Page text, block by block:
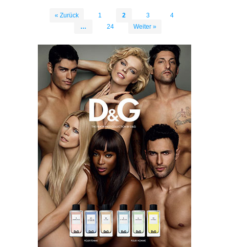
« Zurück 1 2 3
4
…
24 Weiter »